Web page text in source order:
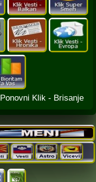
Ponovni Klik - Brisanje